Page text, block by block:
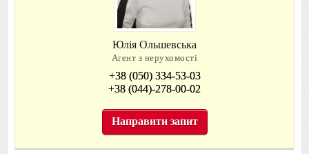
Юлія Ольшевська
Агент з нерухомості
+38 (050) 334-53-03
+38 (044)-278-00-02
Направити запит